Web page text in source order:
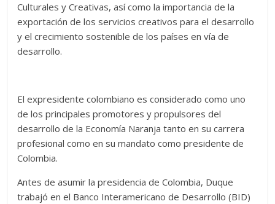
Culturales y Creativas, así como la importancia de la
exportación de los servicios creativos para el desarrollo
y el crecimiento sostenible de los países en vía de
desarrollo.
El expresidente colombiano es considerado como uno
de los principales promotores y propulsores del
desarrollo de la Economía Naranja tanto en su carrera
profesional como en su mandato como presidente de
Colombia.
Antes de asumir la presidencia de Colombia, Duque
trabajó en el Banco Interamericano de Desarrollo (BID)